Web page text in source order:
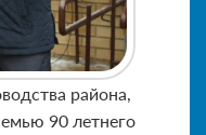
района,
90 летнего